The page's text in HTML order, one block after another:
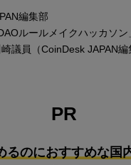
編集部
ルールメイクハッカソ
議員（CoinDesk JAPAN編
PR
るのにおすすめな国